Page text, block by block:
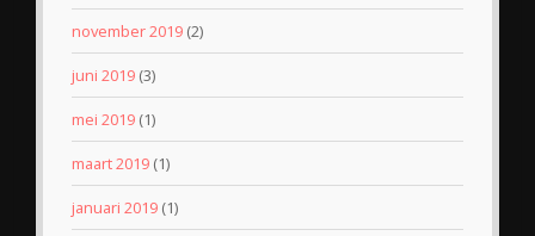
november 2019 (2)
juni 2019 (3)
mei 2019 (1)
maart 2019 (1)
januari 2019 (1)